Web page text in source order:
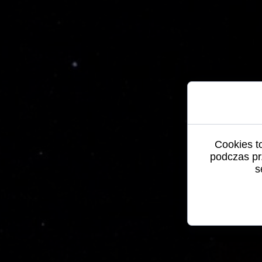
Cookies
podczas